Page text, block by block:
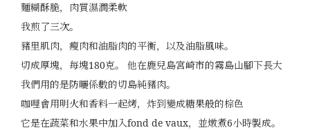
麵糊酥脆，肉質濕潤柔軟
我煎了三次。
豬里肌肉，瘦肉和油脂肉的平衡，以及油脂風味。
切成厚塊，每塊180克。 他在鹿兒島宮崎市的霧島山腳下長大
我們用的是防曬係數的切島純豬肉。
咖哩會用明火和香料一起烤，炸到變成糖果般的棕色
它是在蔬菜和水果中加入fond de vaux，並燉煮6小時製成。